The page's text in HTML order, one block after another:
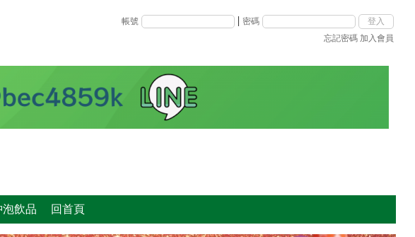
帳號 | 密碼
忘記密碼 加入會員
泡飲品 回首頁